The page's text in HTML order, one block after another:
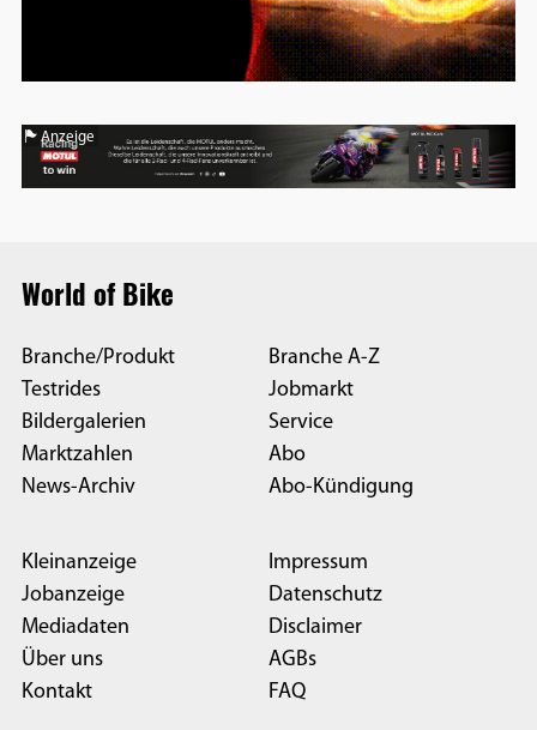
Anzeige
World of Bike
Branche/Produkt
Testrides
Bildergalerien
Marktzahlen
News-Archiv
Branche A-Z
Jobmarkt
Service
Abo
Abo-Kündigung
Kleinanzeige
Jobanzeige
Mediadaten
Über uns
Kontakt
Impressum
Datenschutz
Disclaimer
AGBs
FAQ